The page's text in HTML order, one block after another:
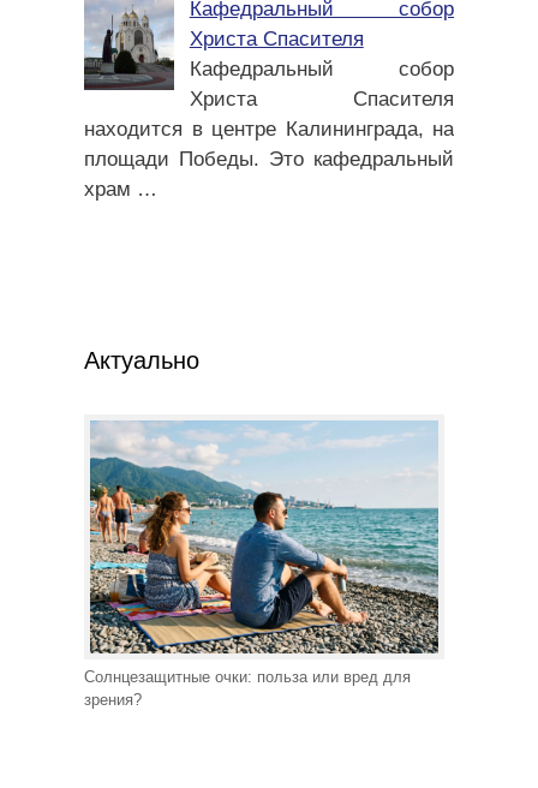
Кафедральный собор
Христа Спасителя
Кафедральный собор
Христа Спасителя
находится в центре Калининграда, на
площади Победы. Это кафедральный
храм …
Актуально
Солнцезащитные очки: польза или вред для
зрения?